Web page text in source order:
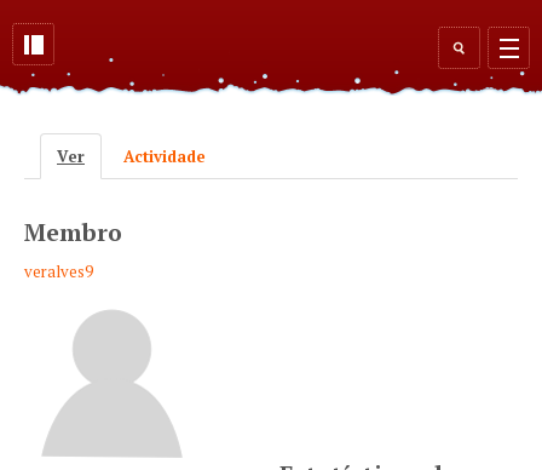
Search
form
Primary tabs
Ver (active tab)
Actividade
Membro
veralves9